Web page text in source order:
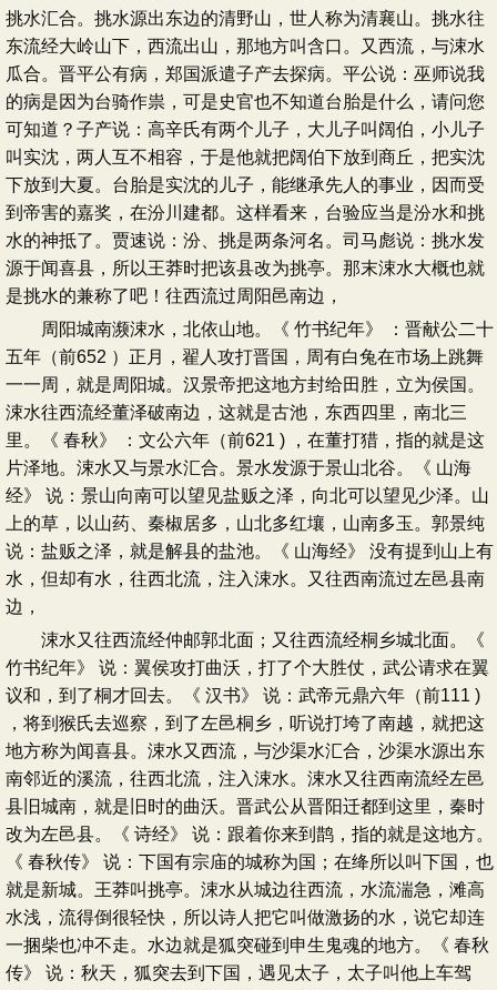
挑水汇合。挑水源出东边的清野山，世人称为清襄山。挑水往
东流经大岭山下，西流出山，那地方叫含口。又西流，与涑水
瓜合。晋平公有病，郑国派遣子产去探病。平公说：巫师说我
的病是因为台骑作祟，可是史官也不知道台胎是什么，请问您
可知道？子产说：高辛氏有两个儿子，大儿子叫阔伯，小儿子
叫实沈，两人互不相容，于是他就把阔伯下放到商丘，把实沈
下放到大夏。台胎是实沈的儿子，能继承先人的事业，因而受
到帝害的嘉奖，在汾川建都。这样看来，台验应当是汾水和挑
水的神抵了。贾速说：汾、挑是两条河名。司马彪说：挑水发
源于闻喜县，所以王莽时把该县改为挑亭。那末涑水大概也就
是挑水的兼称了吧！往西流过周阳邑南边，
周阳城南濒涑水，北依山地。《 竹书纪年》 ：晋献公二十
五年（前652 ）正月，翟人攻打晋国，周有白兔在市场上跳舞
一一周，就是周阳城。汉景帝把这地方封给田胜，立为侯国。
涑水往西流经董泽破南边，这就是古池，东西四里，南北三
里。《 春秋》 ：文公六年（前621 ) ，在董打猎，指的就是这
片泽地。涑水又与景水汇合。景水发源于景山北谷。《 山海
经》 说：景山向南可以望见盐贩之泽，向北可以望见少泽。山
上的草，以山药、秦椒居多，山北多红壤，山南多玉。郭景纯
说：盐贩之泽，就是解县的盐池。《 山海经》 没有提到山上有
水，但却有水，往西北流，注入涑水。又往西南流过左邑县南
边，
涑水又往西流经仲邮郭北面；又往西流经桐乡城北面。《
竹书纪年》 说：翼侯攻打曲沃，打了个大胜仗，武公请求在翼
议和，到了桐才回去。《 汉书》 说：武帝元鼎六年（前111 )
，将到猴氏去巡察，到了左邑桐乡，听说打垮了南越，就把这
地方称为闻喜县。涑水又西流，与沙渠水汇合，沙渠水源出东
南邻近的溪流，往西北流，注入涑水。涑水又往西南流经左邑
县旧城南，就是旧时的曲沃。晋武公从晋阳迁都到这里，秦时
改为左邑县。《 诗经》 说：跟着你来到鹊，指的就是这地方。
《 春秋传》 说：下国有宗庙的城称为国；在绛所以叫下国，也
就是新城。王莽叫挑亭。涑水从城边往西流，水流湍急，滩高
水浅，流得倒很轻快，所以诗人把它叫做激扬的水，说它却连
一捆柴也冲不走。水边就是狐突碰到申生鬼魂的地方。《 春秋
传》 说：秋天，狐突去到下国，遇见太子，太子叫他上车驾